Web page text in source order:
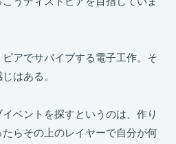
アでサバイブする電子工作。そ
はある。
ベントを探すというのは、作り
らその上のレイヤーで自分が何